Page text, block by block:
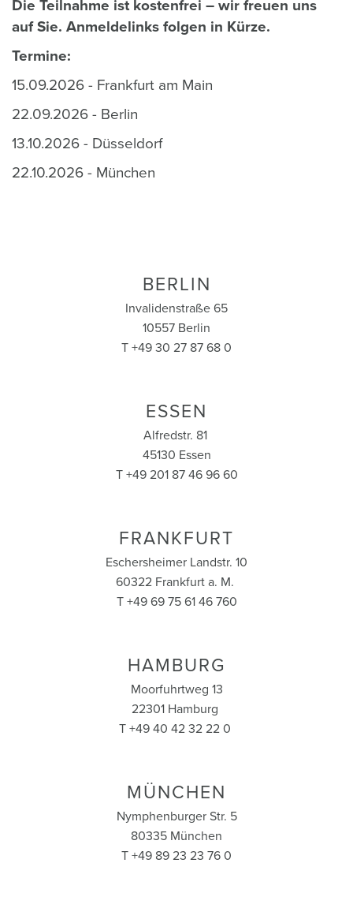
Die Teilnahme ist kostenfrei – wir freuen uns
auf Sie. Anmeldelinks folgen in Kürze.
Termine:
15.09.2026 - Frankfurt am Main
22.09.2026 - Berlin
13.10.2026 - Düsseldorf
22.10.2026 - München
BERLIN
Invalidenstraße 65
10557 Berlin
T +49 30 27 87 68 0
ESSEN
Alfredstr. 81
45130 Essen
T +49 201 87 46 96 60
FRANKFURT
Eschersheimer Landstr. 10
60322 Frankfurt a. M.
T +49 69 75 61 46 760
HAMBURG
Moorfuhrtweg 13
22301 Hamburg
T +49 40 42 32 22 0
MÜNCHEN
Nymphenburger Str. 5
80335 München
T +49 89 23 23 76 0